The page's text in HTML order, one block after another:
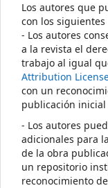
Los autores que
con los
- Los autores
a la revista el
trabajo al igual
Attribution
con un
publicación inicial
- Los autores
adicionales para
de la obra
un repositorio
reconocimiento